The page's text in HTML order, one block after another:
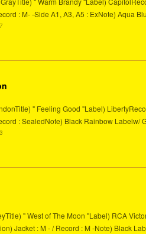
: M- -Side A1, A3, A5 : ExNote) Aqua
" Feeling Good "Label)
: SealedNote) Black Rainbow Labelw/
" West of The Moon "Label) RCA
Jacket : M - / Record : M -Note) Black